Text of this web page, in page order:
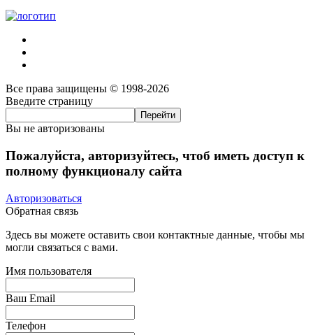
Все права защищены © 1998-2026
Введите страницу
Вы не авторизованы
Пожалуйста, авторизуйтесь, чтоб иметь доступ к
полному функционалу сайта
Авторизоваться
Обратная связь
Здесь вы можете оставить свои контактные данные, чтобы мы
могли связаться с вами.
Имя пользователя
Ваш Email
Телефон